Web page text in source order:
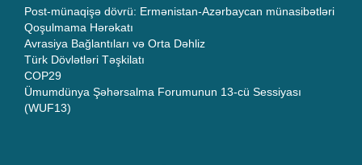
Post-münaqişə dövrü: Ermənistan-Azərbaycan münasibətləri
Qoşulmama Hərəkatı
Avrasiya Bağlantıları və Orta Dəhliz
Türk Dövlətləri Təşkilatı
COP29
Ümumdünya Şəhərsalma Forumunun 13-cü Sessiyası
(WUF13)